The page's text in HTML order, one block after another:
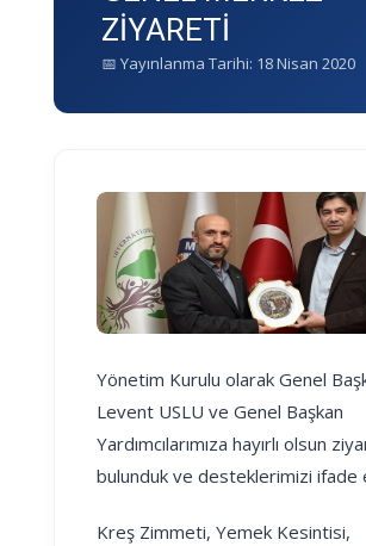
ZİYARETİ
📅 Yayınlanma Tarihi: 18 Nisan 2020
Yönetim Kurulu olarak Genel
Levent USLU ve Genel Başkan
Yardımcılarımıza hayırlı olsun
bulunduk ve desteklerimizi ifade
Kreş Zimmeti, Yemek Kesintisi,